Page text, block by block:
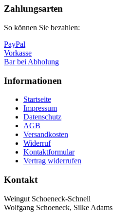
oben
Zahlungsarten
So können Sie bezahlen:
PayPal
Vorkasse
Bar bei Abholung
Informationen
Startseite
Impressum
Datenschutz
AGB
Versandkosten
Widerruf
Kontaktformular
Vertrag widerrufen
Kontakt
Weingut Schoeneck-Schnell
Wolfgang Schoeneck, Silke Adams